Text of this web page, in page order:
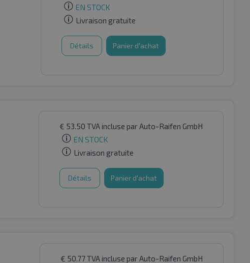
EN STOCK
Livraison gratuite
Détails Panier d'achat
€ 53.50 TVA incluse par Auto-Raifen GmbH
EN STOCK
Livraison gratuite
Détails Panier d'achat
€ 50.77TVA incluse par Auto-Raifen GmbH